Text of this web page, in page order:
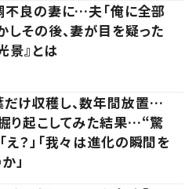
不良の妻に…夫「俺に全部
しその後、妻が目を疑った
景』とは
け収穫し、数年間放置…
り起こしてみた結果…“驚
え？」「我々は進化の瞬間を
」